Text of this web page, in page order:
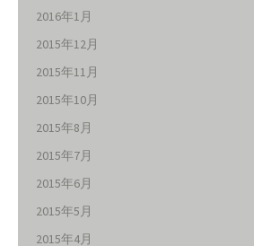
2016年1月
2015年12月
2015年11月
2015年10月
2015年8月
2015年7月
2015年6月
2015年5月
2015年4月